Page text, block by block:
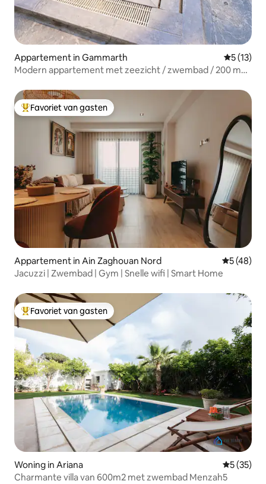
Appartement in Gammarth
5 (13)
Modern appartement met zeezicht / zwembad / 200 m
Topfavoriet van gasten
Favoriet van gasten
Appartement in Ain Zaghouan Nord
5 (48)
Jacuzzi | Zwembad | Gym | Snelle wifi | Smart Home
Topfavoriet van gasten
Favoriet van gasten
Woning in Ariana
5 (35)
Charmante villa van 600m2 met zwembad Menzah5